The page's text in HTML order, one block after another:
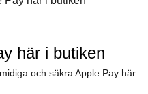
här i butiken
och säkra Apple Pay här